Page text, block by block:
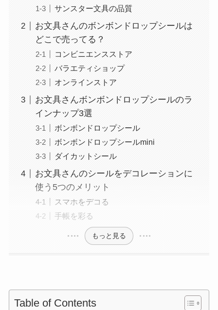
サンスター文具の品質
お文具さんのボンボンドロップシールは
どこで売ってる？
コンビニエンスストア
バラエティショップ
オンラインストア
お文具さんボンボンドロップシールのラ
インナップ3選
ボンボンドロップシール
ボンボンドロップシールmini
ダイカットシール
お文具さんのシールをデコレーションに
使う5つのメリット
スマホをデコる
手帳を彩る
もっと見る
Table of Contents